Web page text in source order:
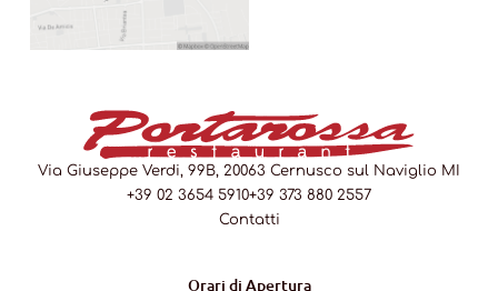
Via Giuseppe Verdi, 99B, 20063 Cernusco sul Naviglio MI
+39 02 3654 5910+39 373 880 2557
Contatti
Orari di Apertura